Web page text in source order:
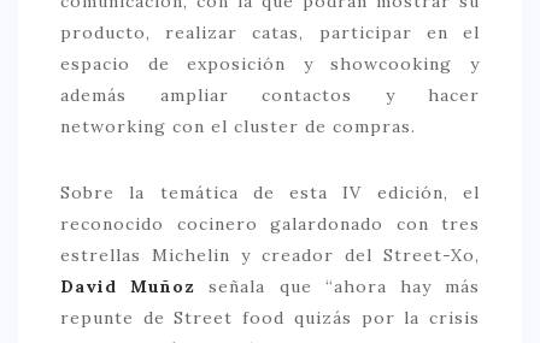
producto, realizar catas, participar en el
espacio de exposición y showcooking y
además ampliar contactos y hacer
networking con el cluster de compras.
Sobre la temática de esta IV edición, el
reconocido cocinero galardonado con tres
estrellas Michelin y creador del Street-Xo,
David Muñoz señala que “ahora hay más
repunte de Street food quizás por la crisis